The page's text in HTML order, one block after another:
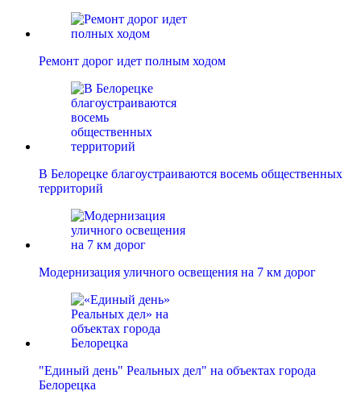
Ремонт дорог идет полным ходом
В Белорецке благоустраиваются восемь общественных
территорий
Модернизация уличного освещения на 7 км дорог
"Единый день" Реальных дел" на объектах города
Белорецка